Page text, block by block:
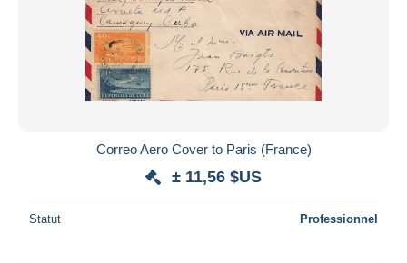
Correo Aero Cover to Paris (France)
± 11,56 $US
Statut Professionnel